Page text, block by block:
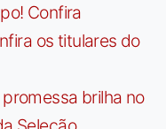
Confira
os titulares do
brilha no